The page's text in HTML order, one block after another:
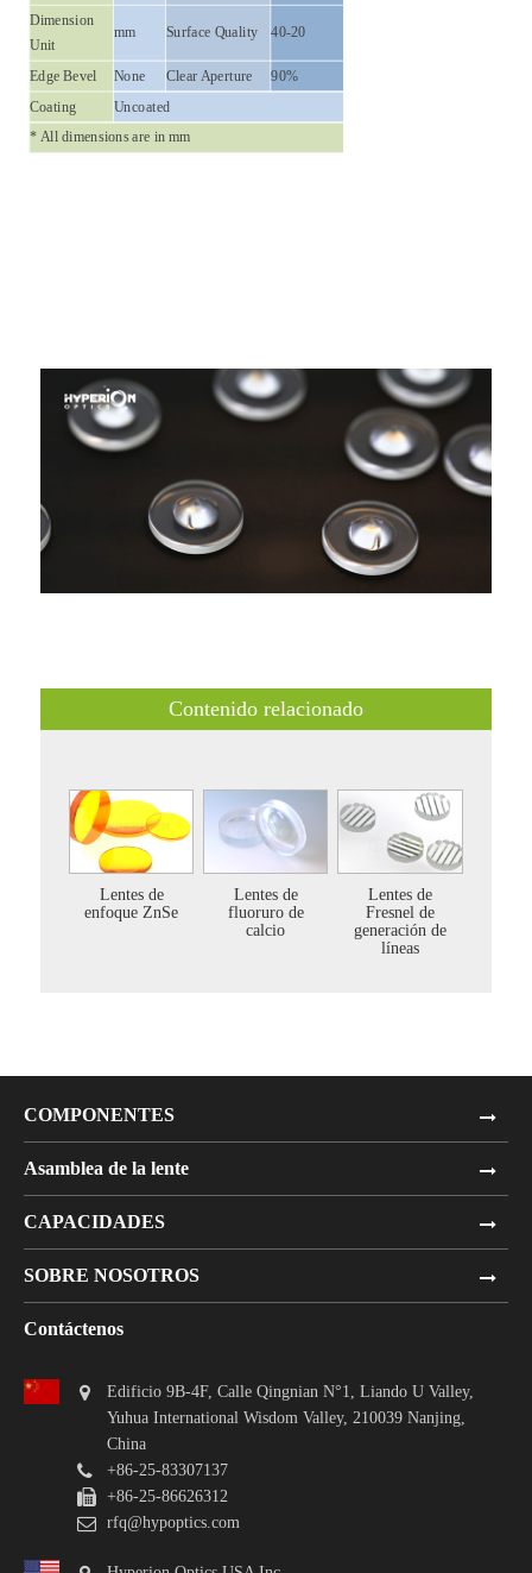
Dimension
Unit
mm Surface Quality 40-20
Edge Bevel None Clear Aperture 90%
Coating
Uncoated
* All dimensions are in mm
Contenido relacionado
Lentes de
enfoque ZnSe
Lentes de
fluoruro de
calcio
Lentes de
Fresnel de
generación de
líneas
COMPONENTES
Asamblea de la lente
CAPACIDADES
SOBRE NOSOTROS
Contáctenos
Edificio 9B-4F, Calle Qingnian N°1, Liando U Valley,
Yuhua International Wisdom Valley, 210039 Nanjing,
China
+86-25-83307137
+86-25-86626312
rfq@hypoptics.com